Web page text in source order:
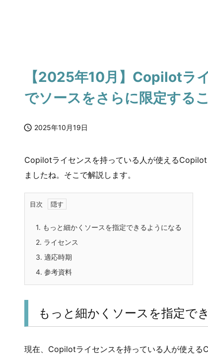
【2025年10月】Copilotラ
でソースをさらに限定する
 2025年10月19日
Copilotライセンスを持っている人が使える
ましたね。そこで解説します。
目次
1. もっと細かくソースを指定できるようになる
2. ライセンス
3. 適応時期
4. 参考資料
もっと細かくソースを指定で
現在、Copilotライセンスを持っている人が使え